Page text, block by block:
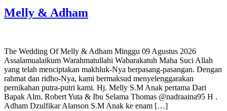
Melly & Adham
The Wedding Of Melly & Adham Minggu 09 Agustus 2026
Assalamualaikum Warahmatullahi Wabarakatuh Maha Suci Allah
yang telah menciptakan makhluk-Nya berpasang-pasangan. Dengan
rahmat dan ridho-Nya, kami bermaksud menyelenggarakan
pernikahan putra-putri kami. Hj. Melly S.M Anak pertama Dari
Bapak Alm. Robert Yuta & Ibu Selama Thomas @nadraaina95 H .
Adham Dzulfikar Alanson S.M Anak ke enam […]